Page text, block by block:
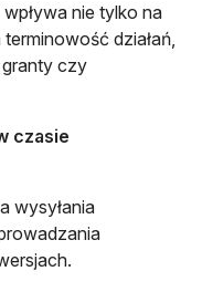
nie tylko na
działań,
granty czy
czasie
wysyłania